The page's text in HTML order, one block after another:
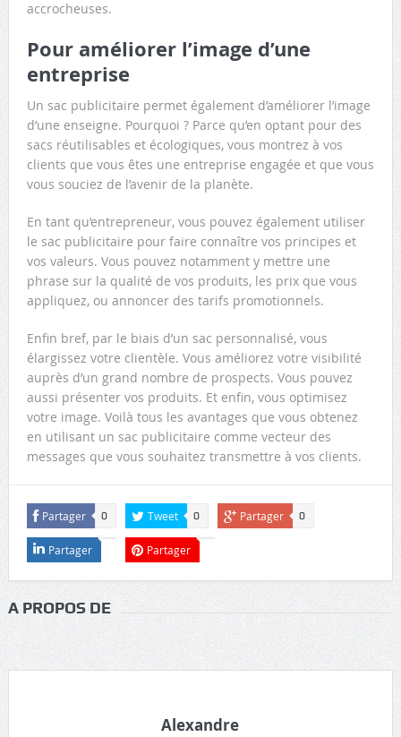
accrocheuses.
Pour améliorer l’image d’une
entreprise
Un sac publicitaire permet également d’améliorer l’image
d’une enseigne. Pourquoi ? Parce qu’en optant pour des
sacs réutilisables et écologiques, vous montrez à vos
clients que vous êtes une entreprise engagée et que vous
vous souciez de l’avenir de la planète.
En tant qu’entrepreneur, vous pouvez également utiliser
le sac publicitaire pour faire connaître vos principes et
vos valeurs. Vous pouvez notamment y mettre une
phrase sur la qualité de vos produits, les prix que vous
appliquez, ou annoncer des tarifs promotionnels.
Enfin bref, par le biais d’un sac personnalisé, vous
élargissez votre clientèle. Vous améliorez votre visibilité
auprès d’un grand nombre de prospects. Vous pouvez
aussi présenter vos produits. Et enfin, vous optimisez
votre image. Voilà tous les avantages que vous obtenez
en utilisant un sac publicitaire comme vecteur des
messages que vous souhaitez transmettre à vos clients.
Partager 0 Tweet 0 Partager 0
Partager Partager
A PROPOS DE
Alexandre